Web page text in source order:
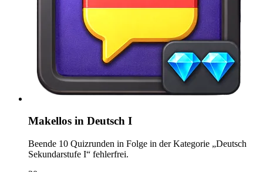
Makellos in Deutsch I
Beende 10 Quizrunden in Folge in der Kategorie „Deutsch
Sekundarstufe I“ fehlerfrei.